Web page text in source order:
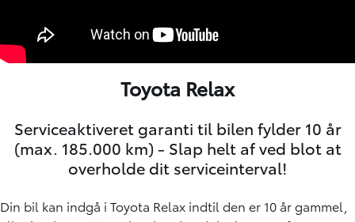
Toyota Relax
Serviceaktiveret garanti til bilen fylder 10 år
(max. 185.000 km) - Slap helt af ved blot at
overholde dit serviceinterval!
Din bil kan indgå i Toyota Relax indtil den er 10 år gammel,